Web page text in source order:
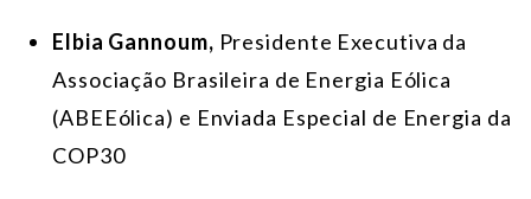
Elbia Gannoum, Presidente Executiva da
Associação Brasileira de Energia Eólica
(ABEEólica) e Enviada Especial de Energia da
COP30